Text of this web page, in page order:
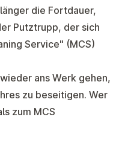
die Fortdauer,
Putztrupp, der sich
Service" (MCS)
ans Werk gehen,
zu beseitigen. Wer
zum MCS